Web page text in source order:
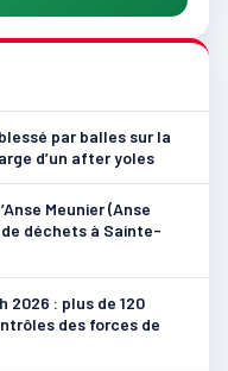
par balles sur la
d’un after yoles
Meunier (Anse
déchets à Sainte-
2026 : plus de 120
des forces de